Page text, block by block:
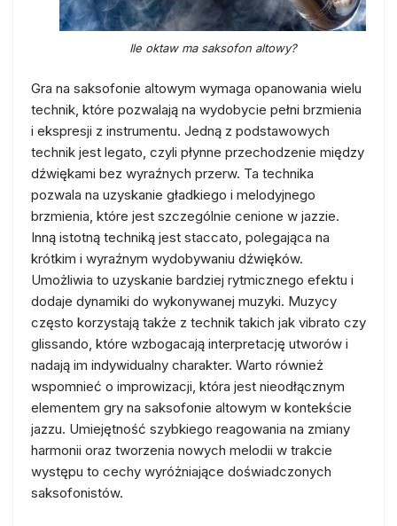
Ile oktaw ma saksofon altowy?
Gra na saksofonie altowym wymaga opanowania wielu
technik, które pozwalają na wydobycie pełni brzmienia
i ekspresji z instrumentu. Jedną z podstawowych
technik jest legato, czyli płynne przechodzenie między
dźwiękami bez wyraźnych przerw. Ta technika
pozwala na uzyskanie gładkiego i melodyjnego
brzmienia, które jest szczególnie cenione w jazzie.
Inną istotną techniką jest staccato, polegająca na
krótkim i wyraźnym wydobywaniu dźwięków.
Umożliwia to uzyskanie bardziej rytmicznego efektu i
dodaje dynamiki do wykonywanej muzyki. Muzycy
często korzystają także z technik takich jak vibrato czy
glissando, które wzbogacają interpretację utworów i
nadają im indywidualny charakter. Warto również
wspomnieć o improwizacji, która jest nieodłącznym
elementem gry na saksofonie altowym w kontekście
jazzu. Umiejętność szybkiego reagowania na zmiany
harmonii oraz tworzenia nowych melodii w trakcie
występu to cechy wyróżniające doświadczonych
saksofonistów.